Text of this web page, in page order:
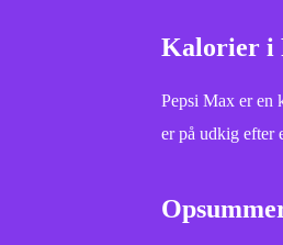
Kalorier i
Pepsi Max er en
er på udkig efter